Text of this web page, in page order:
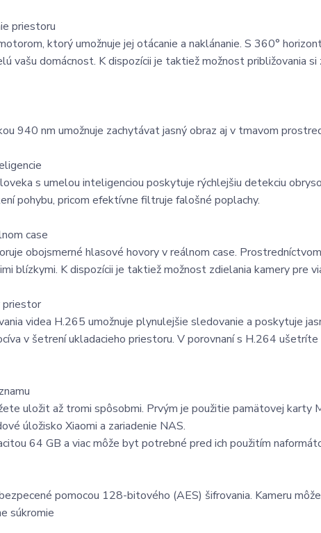
priestoru
ktorý umožnuje jej otácanie a naklánanie. S 360°
vašu domácnost. K dispozícii je taktiež možnost približovania
940 nm umožnuje zachytávat jasný obraz aj v tmavom
s umelou inteligenciou poskytuje rýchlejšiu detekciu
pohybu, pricom efektívne filtruje falošné poplachy.
case
obojsmerné hlasové hovory v reálnom case.
blízkymi. K dispozícii je taktiež možnost zdielania kamery pre
priestor
videa H.265 umožnuje plynulejšie sledovanie a poskytuje
v šetrení ukladacieho priestoru. V porovnaní s H.264
uložit až tromi spôsobmi. Prvým je použitie pamätovej karty
úložisko Xiaomi a zariadenie NAS.
64 GB a viac môže byt potrebné pred ich použitím
pomocou 128-bitového (AES) šifrovania. Kameru
súkromie